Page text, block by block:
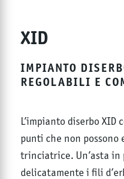
XID
IMPIANTO
REGOLABILI E
L’impianto diserbo XID
punti che non possono
trinciatrice. Un’asta in
delicatamente i fili